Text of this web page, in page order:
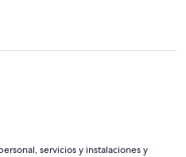
servicios y instalaciones y